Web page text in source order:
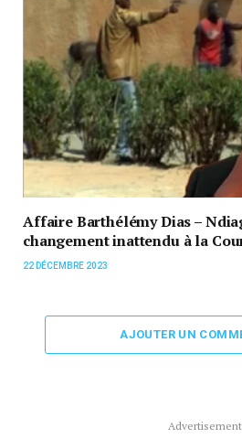
Affaire Barthélémy Dias –
changement inattendu à la
22 DÉCEMBRE 2023
AJOUTER UN
Advertisement